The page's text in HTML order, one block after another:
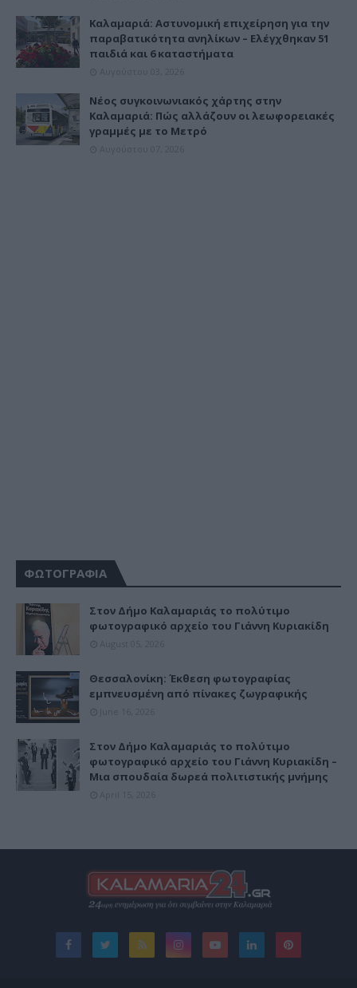
Καλαμαριά: Αστυνομική επιχείρηση για την
παραβατικότητα ανηλίκων – Ελέγχθηκαν 51
παιδιά και 6 καταστήματα
Νέος συγκοινωνιακός χάρτης στην
Καλαμαριά: Πώς αλλάζουν οι λεωφορειακές
γραμμές με το Μετρό
ΦΩΤΟΓΡΑΦΙΑ
Στον Δήμο Καλαμαριάς το πολύτιμο
φωτογραφικό αρχείο του Γιάννη Κυριακίδη
Θεσσαλονίκη: Έκθεση φωτογραφίας
εμπνευσμένη από πίνακες ζωγραφικής
Στον Δήμο Καλαμαριάς το πολύτιμο
φωτογραφικό αρχείο του Γιάννη Κυριακίδη –
Μια σπουδαία δωρεά πολιτιστικής μνήμης